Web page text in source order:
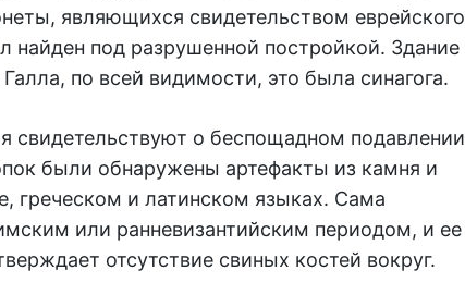
являющихся свидетельством еврейского
найден под разрушенной постройкой. Здание
по всей видимости, это была синагога.
свидетельствуют о беспощадном подавлении
были обнаружены артефакты из камня и
греческом и латинском языках. Сама
или ранневизантийским периодом, и ее
отсутствие свиных костей вокруг.